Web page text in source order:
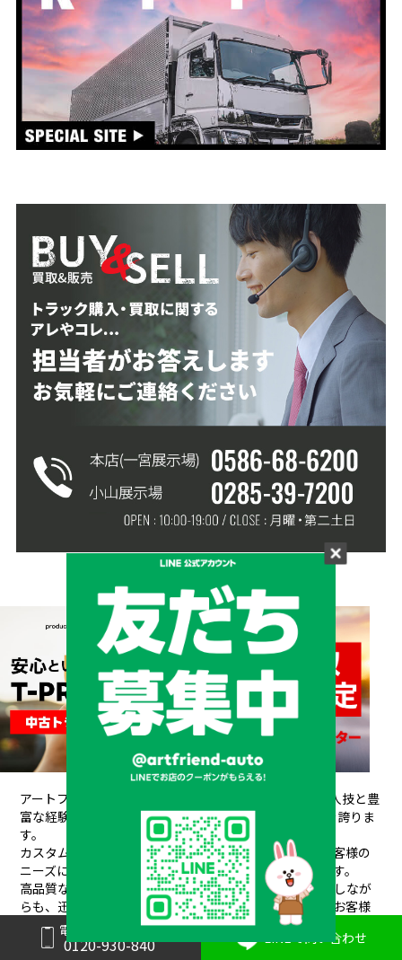
電話で問い合わせ
0120-930-840 LINEで問い合わせ
アートフレンドAUTOは、創業以来培ってきた熟練の職人技と豊
富な経験が信頼され、20年間で10,000台もの販売実績を誇りま
す。
カスタムデザインから架装、整備、車検、保険まで、お客様の
ニーズにワンストップで対応できるのが私たちの強みです。
高品質なパーツと素材を使用し、安全性や耐久性を重視しなが
らも、 迅速丁寧な対応と競争力のある価格設定で、常にお客様
にご満足いただけるサービスを提供しています。